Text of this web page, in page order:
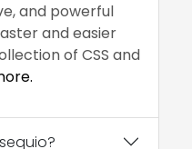
and powerful
and easier
of CSS and